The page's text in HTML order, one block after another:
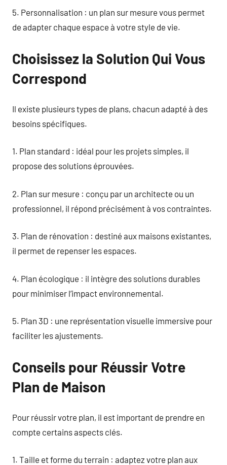
5. Personnalisation : un plan sur mesure vous permet
de adapter chaque espace à votre style de vie.
Choisissez la Solution Qui Vous
Correspond
Il existe plusieurs types de plans, chacun adapté à des
besoins spécifiques.
1. Plan standard : idéal pour les projets simples, il
propose des solutions éprouvées.
2. Plan sur mesure : conçu par un architecte ou un
professionnel, il répond précisément à vos contraintes.
3. Plan de rénovation : destiné aux maisons existantes,
il permet de repenser les espaces.
4. Plan écologique : il intègre des solutions durables
pour minimiser l’impact environnemental.
5. Plan 3D : une représentation visuelle immersive pour
faciliter les ajustements.
Conseils pour Réussir Votre
Plan de Maison
Pour réussir votre plan, il est important de prendre en
compte certains aspects clés.
1. Taille et forme du terrain : adaptez votre plan aux